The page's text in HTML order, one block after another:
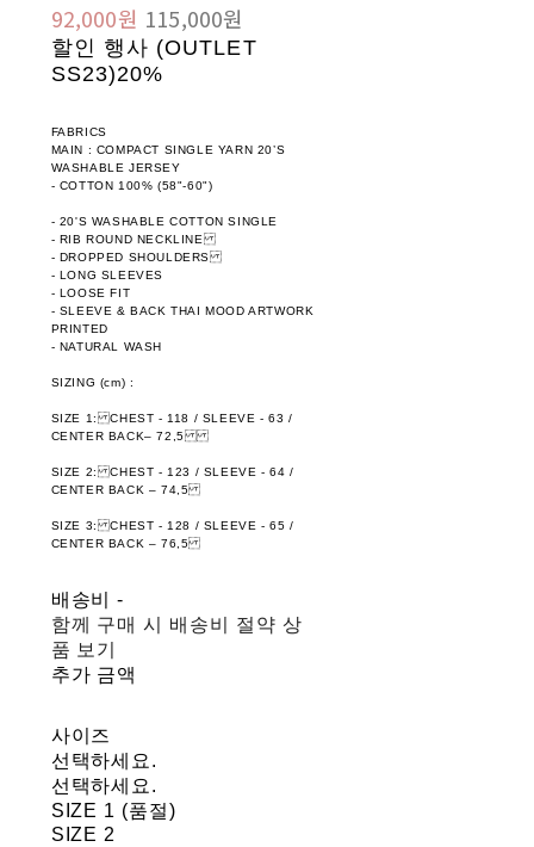
92,000원 115,000원
할인 행사 (OUTLET
SS23)20%
FABRICS
MAIN : COMPACT SINGLE YARN 20’S
WASHABLE JERSEY
- COTTON 100% (58"-60")
- 20'S WASHABLE COTTON SINGLE
- RIB ROUND NECKLINE
- DROPPED SHOULDERS
- LONG SLEEVES
- LOOSE FIT
- SLEEVE & BACK THAI MOOD ARTWORK
PRINTED
- NATURAL WASH
SIZING (cm) :
SIZE 1: CHEST - 118 / SLEEVE - 63 /
CENTER BACK– 72,5
SIZE 2: CHEST - 123 / SLEEVE - 64 /
CENTER BACK – 74,5
SIZE 3: CHEST - 128 / SLEEVE - 65 /
CENTER BACK – 76,5
배송비-
함께 구매 시 배송비 절약 상
품 보기
추가 금액
사이즈
선택하세요.
선택하세요.
SIZE 1 (품절)
SIZE 2